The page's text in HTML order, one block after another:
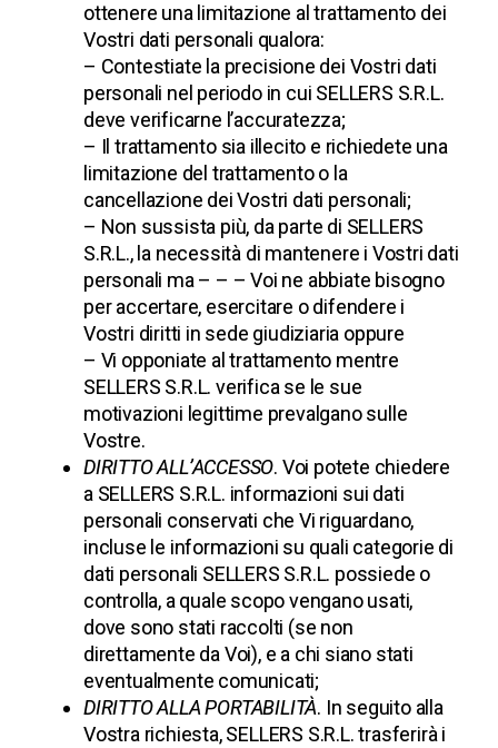
ottenere una limitazione al trattamento dei
Vostri dati personali qualora:
– Contestiate la precisione dei Vostri dati
personali nel periodo in cui SELLERS S.R.L.
deve verificarne l’accuratezza;
– Il trattamento sia illecito e richiedete una
limitazione del trattamento o la
cancellazione dei Vostri dati personali;
– Non sussista più, da parte di SELLERS
S.R.L., la necessità di mantenere i Vostri dati
personali ma – – – Voi ne abbiate bisogno
per accertare, esercitare o difendere i
Vostri diritti in sede giudiziaria oppure
– Vi opponiate al trattamento mentre
SELLERS S.R.L. verifica se le sue
motivazioni legittime prevalgano sulle
Vostre.
DIRITTO ALL’ACCESSO. Voi potete chiedere
a SELLERS S.R.L. informazioni sui dati
personali conservati che Vi riguardano,
incluse le informazioni su quali categorie di
dati personali SELLERS S.R.L. possiede o
controlla, a quale scopo vengano usati,
dove sono stati raccolti (se non
direttamente da Voi), e a chi siano stati
eventualmente comunicati;
DIRITTO ALLA PORTABILITÀ. In seguito alla
Vostra richiesta, SELLERS S.R.L. trasferirà i